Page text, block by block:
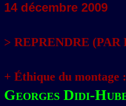
14décembre 2009
> REPRENDRE
+ Éthique du montage
Georges Didi-